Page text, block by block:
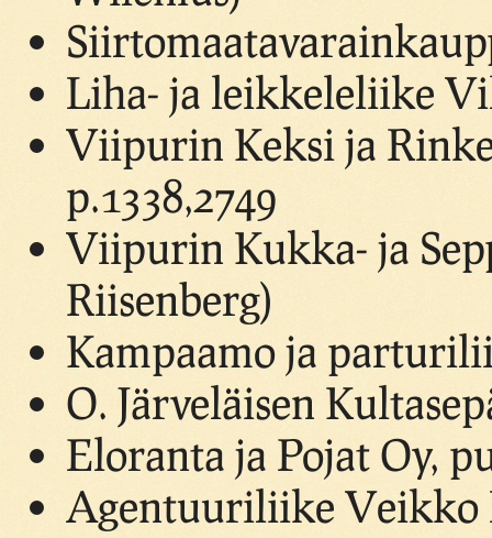
Liha- ja leikkeleliike
Viipurin Keksi ja
p.1338,2749
Viipurin Kukka- ja
Riisenberg)
Kampaamo ja
O. Järveläisen
Eloranta ja Pojat Oy,
Agentuuriliike Veikko